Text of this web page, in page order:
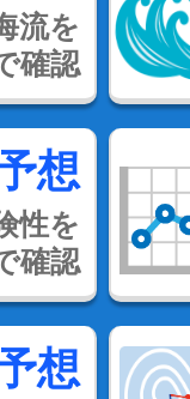
流を
確認
想
性を
確認
想